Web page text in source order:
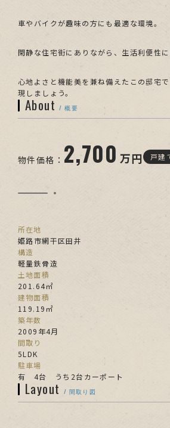
車やバイクが趣味の方にも最適な環境。
閑静な住宅街にありながら、生活利便性に
心地よさと機能美を兼ね備えたこの邸宅
現しましょう。
About/ 概要
物件価格： 2,700 万円 戸建
所在地
姫路市網干区田井
構造
軽量鉄骨造
土地面積
201.64㎡
建物面積
119.19㎡
築年数
2009年4月
間取り
5LDK
駐車場
有 4台 うち2台カーポート
Layout / 間取り図